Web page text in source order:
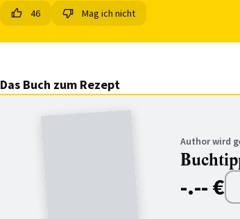
46 Mag ich nicht
Das Buch zum Rezept
Author wird
-.-- €